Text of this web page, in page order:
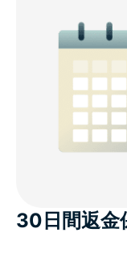
30日間返金